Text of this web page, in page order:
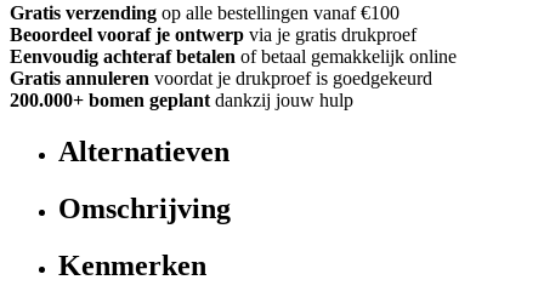
Gratis verzending op alle bestellingen vanaf €100
Beoordeel vooraf je ontwerp via je gratis drukproef
Eenvoudig achteraf betalen of betaal gemakkelijk online
Gratis annuleren voordat je drukproef is goedgekeurd
200.000+ bomen geplant dankzij jouw hulp
Alternatieven
Omschrijving
Kenmerken